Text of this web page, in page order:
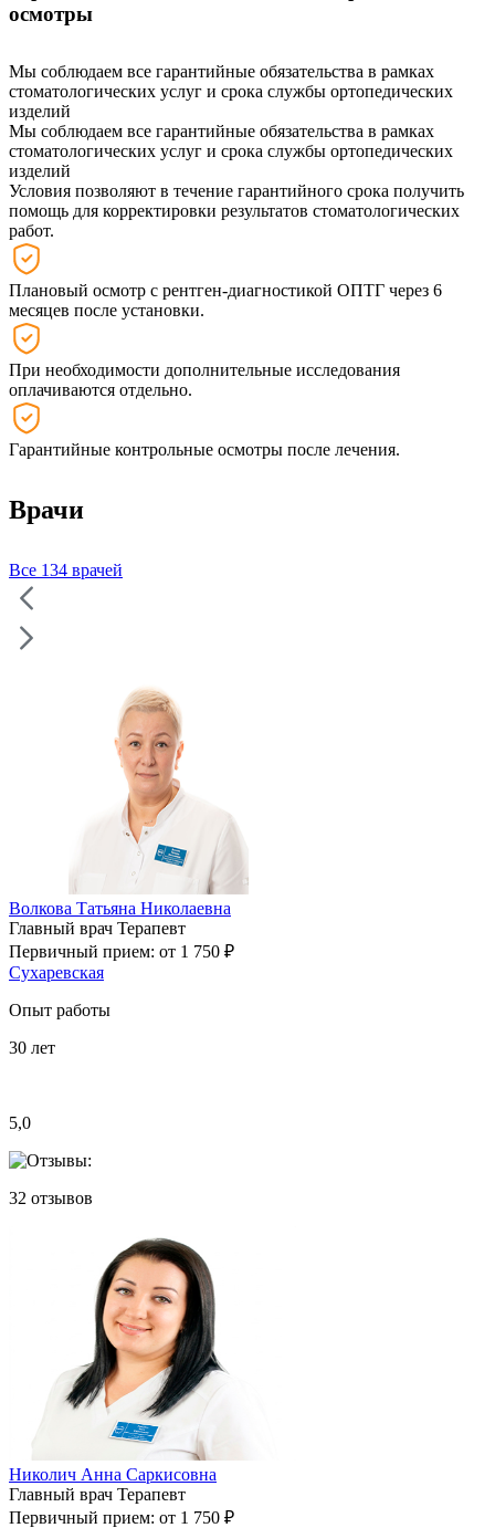
осмотры
Мы соблюдаем все гарантийные обязательства в рамках
стоматологических услуг и срока службы ортопедических
изделий
Мы соблюдаем все гарантийные обязательства в рамках
стоматологических услуг и срока службы ортопедических
изделий
Условия позволяют в течение гарантийного срока получить
помощь для корректировки результатов стоматологических
работ.
Плановый осмотр с рентген-диагностикой ОПТГ через 6
месяцев после установки.
При необходимости дополнительные исследования
оплачиваются отдельно.
Гарантийные контрольные осмотры после лечения.
Врачи
Все 134 врачей
Волкова Татьяна Николаевна
Главный врач Терапевт
Первичный прием: от 1 750 ₽
Сухаревская
Опыт работы
30 лет
5,0
32 отзывов
Николич Анна Саркисовна
Главный врач Терапевт
Первичный прием: от 1 750 ₽